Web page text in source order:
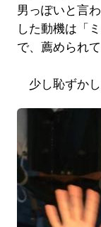
男っぽいと言
した動機は「
で、薦められ
少し恥ずかし